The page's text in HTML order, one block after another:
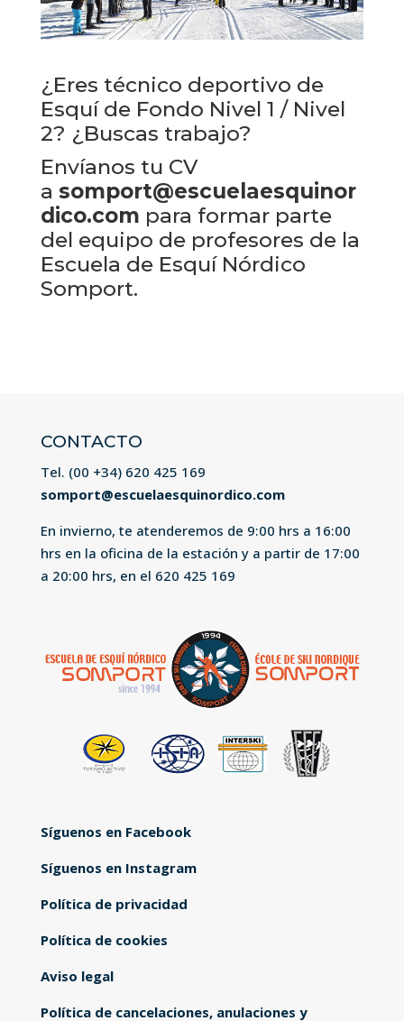
¿Eres técnico deportivo de
Esquí de Fondo Nivel 1 / Nivel
2? ¿Buscas trabajo?
Envíanos tu CV
a somport@escuelaesquinor
dico.com para formar parte
del equipo de profesores de la
Escuela de Esquí Nórdico
Somport.
CONTACTO
Tel. (00 +34) 620 425 169
somport@escuelaesquinordico.com
En invierno, te atenderemos de 9:00 hrs a 16:00
hrs en la oficina de la estación y a partir de 17:00
a 20:00 hrs, en el 620 425 169
Síguenos en Facebook
Síguenos en Instagram
Política de privacidad
Política de cookies
Aviso legal
Política de cancelaciones, anulaciones y